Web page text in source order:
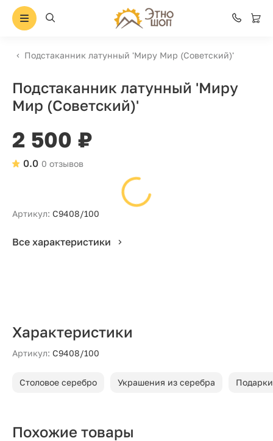
Подстаканник латунный 'Миру Мир (Советский)'
Подстаканник латунный 'Миру
Мир (Советский)'
2 500 ₽
0 отзывов
0.0
Артикул: С9408/100
Все характеристики
Характеристики
Артикул: С9408/100
Столовое серебро Украшения из серебра
Похожие товары